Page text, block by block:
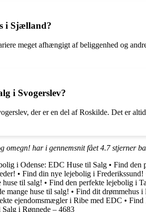
i Sjælland?
meget afhængigt af beliggenhed og
i Svogerslev?
der er en del af Roskilde. Det er
omegn! har i gennemsnit fået4.7stjerner
i Odense: EDC Huse til Salg • Find den
• Find din nye lejebolig i Frederikssund!
huse til salg! • Find den perfekte lejebolig i
mange huse til salg! • Find dit drømmehus
ejendomsmægler i Ribe med EDC • Find
i Rønnede – 4683